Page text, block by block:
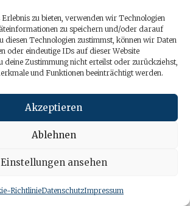
zu bieten, verwenden wir Technologien
zu speichern und/oder darauf
diesen Technologien zustimmst, können wir Daten
oder eindeutige IDs auf dieser Website
deine Zustimmung nicht erteilst oder zurückziehst,
und Funktionen beeinträchtigt werden.
Akzeptieren
Ablehnen
Einstellungen ansehen
RichtlinieDatenschutzImpressum